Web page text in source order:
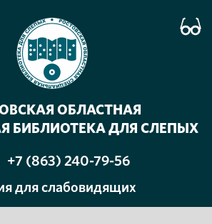
ОБЛАСТНАЯ
БИБЛИОТЕКА ДЛЯ СЛЕПЫХ
+7 (863) 240-79-56
для слабовидящих